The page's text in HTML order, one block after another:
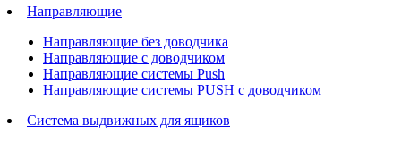
Направляющие
Направляющие без доводчика
Направляющие с доводчиком
Направляющие системы Push
Направляющие системы PUSH с доводчиком
Система выдвижных для ящиков